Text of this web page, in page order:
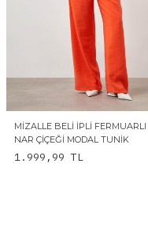
MIZALLE BELI İPLI FERMUARLI
NAR ÇIÇEĞI MODAL TUNIK
1.999,99 TL